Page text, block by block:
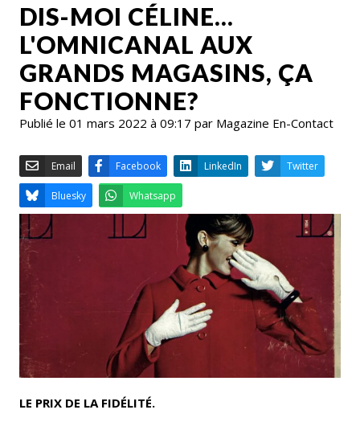
DIS-MOI CÉLINE...
L'OMNICANAL AUX
GRANDS MAGASINS, ÇA
FONCTIONNE?
Publié le 01 mars 2022 à 09:17 par Magazine En-Contact
Facebook LinkedIn
Whatsapp
LE PRIX DE LA FIDÉLITÉ.